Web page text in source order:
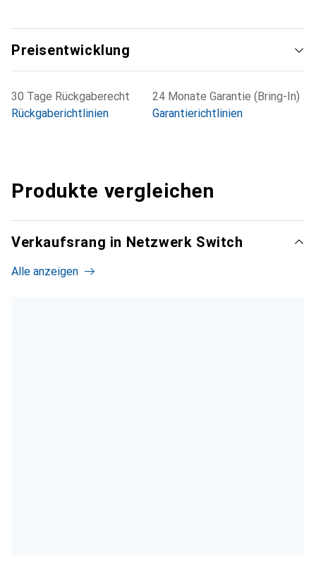
Preisentwicklung
30 Tage Rückgaberecht
Rückgaberichtlinien
24 Monate Garantie (Bring-In)
Garantierichtlinien
Produkte vergleichen
Verkaufsrang in Netzwerk Switch
Alle anzeigen